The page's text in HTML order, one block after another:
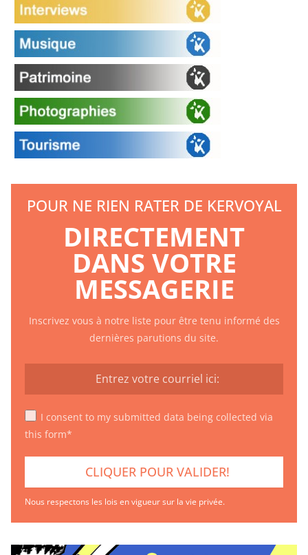
POUR NE RIEN RATER DE KERVOYAL
DIRECTEMENT
DANS VOTRE
MESSAGERIE
Inscrivez vous à notre liste pour être tenu informé des
dernières parutions du site.
I consent to my submitted data being collected via
this form*
Nous respectons les lois en vigueur sur la vie privée.